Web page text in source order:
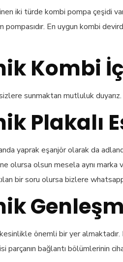
iki türde kombi pompa çeşidi
En uygun kombi
Kombi
sunmaktan mutluluk duyarız.
Plakalı
yaprak eşanjör olarak da
olursa olsun mesela aynı
bir soru olursa bizlere
önemli bir yer
parçanın bağlantı bölümlerinin